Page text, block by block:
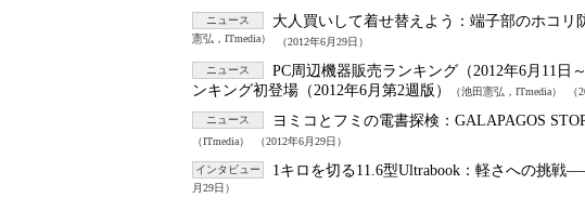
ニュース 大人買いして着せ替えよう： 端子部のホコリ
憲弘，ITmedia） （2012年6月29日）
ニュース PC周辺機器販売ランキング（2012年6月11日
ンキング初登場（2012年6月第2週版）
（池田憲弘，ITmedia） （
ニュース ヨミコとフミの電書探検： GALAPAGOS
（ITmedia） （2012年6月29日）
インタビュー 1キロを切る11.6型Ultrabook： 軽さへの挑戦
月29日）